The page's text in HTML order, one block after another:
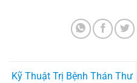
Kỹ Thuật Trị Bệnh Thán Thư